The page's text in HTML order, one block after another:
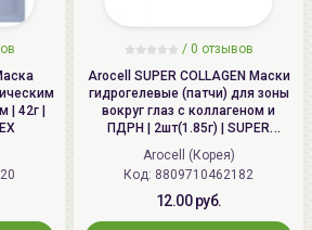
| 42г |
/ 0 отзывов
Arocell SUPER COLLAGEN Маски
гидрогелевые (патчи) для зоны
вокруг глаз с коллагеном и
ПДРН | 2шт(1.85г) | SUPER
COLLAGEN Gel Patch mini
Arocell (Корея)
Код: 8809710462182
12.00 руб.